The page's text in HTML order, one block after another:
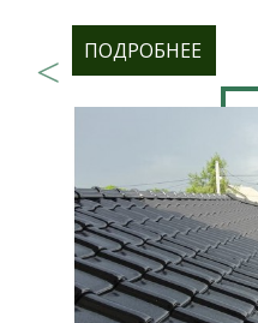
ПОДРОБНЕЕ